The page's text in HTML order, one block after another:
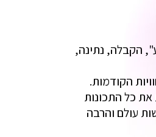
הקבלה, נתינה,
הקודמות.
את כל התכונות
עולם והרבה